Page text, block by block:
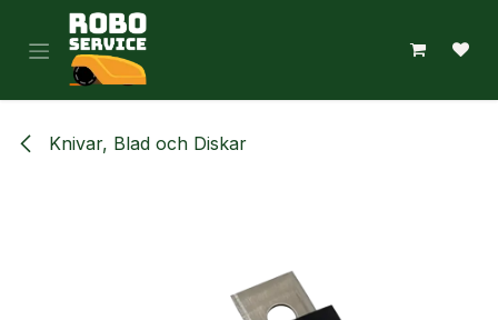
Hoppa till innehåll
Knivar, Blad och Diskar